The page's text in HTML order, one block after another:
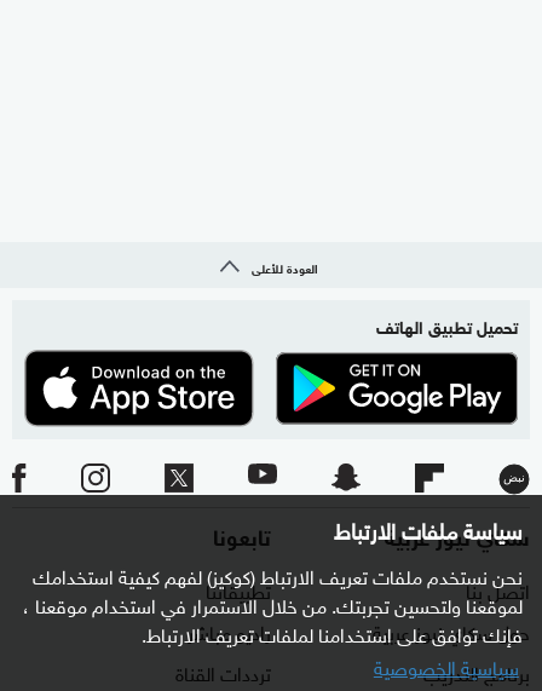
سياسة ملفات الارتباط
نحن نستخدم ملفات تعريف الارتباط (كوكيز) لفهم كيفية استخدامك
لموقعنا ولتحسين تجربتك. من خلال الاستمرار في استخدام موقعنا ،
فإنك توافق على استخدامنا لملفات تعريف الارتباط.
سياسية الخصوصية
العودة للأعلى
تحميل تطبيق الهاتف
سكاي نيوز عربية
اتصل بنا
حول سكاي نيوز عربية
برنامج التدريب
تابعونا
تطبيقاتنا
راديو مباشر
ترددات القناة